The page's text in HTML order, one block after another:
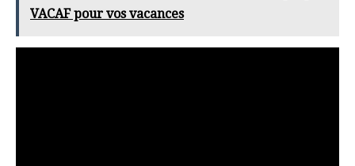
VACAF pour vos vacances